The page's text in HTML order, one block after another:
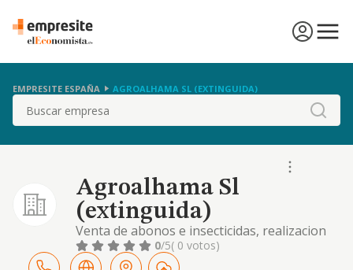
EMPRESITE ESPAÑA AGROALHAMA SL (EXTINGUIDA)
Buscar
Agroalhama Sl
(extinguida)
Venta de abonos e insecticidas, realizacion
de toda clase de obras para la construccion y
compraventa de terrenos.
0/5( 0 votos)